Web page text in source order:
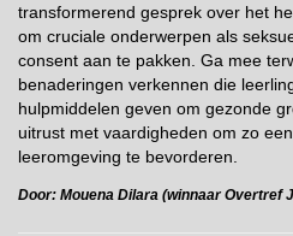
transformerend gesprek over het
om cruciale onderwerpen als
consent aan te pakken. Ga mee
benaderingen verkennen die
hulpmiddelen geven om gezonde
uitrust met vaardigheden om zo
leeromgeving te bevorderen.
Door: Mouena Dilara (winnaar Overtref